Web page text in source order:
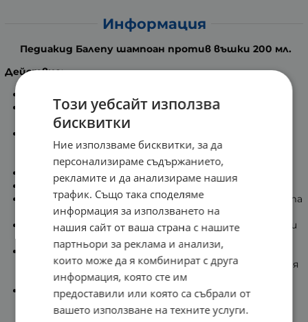
Информация
Педиакид Балепу шампоан против въшки 200 мл.
Действие:
Той помага за борба срещу гнидите и въшките по
ефективен начин.
комбинира органични етерични масла с
репелентните свойства.
Деликатно ароматизиран на лавандула.
Шампоанът Balépou осигурява естествена защита
всеки ден.
Не омазнява косата като защитава срещу гниди и
Лесен за използване, той се използва често, ако е
необходимо, през цялата учебна година без агресия
към скалпа и крехката коса на децата.
Идеален като допълнителна грижа на Balépou
Този уебсайт използва
бисквитки
Ние използваме бисквитки, за да
персонализираме съдържанието,
рекламите и да анализираме нашия
трафик. Също така споделяме
информация за използването на
нашия сайт от ваша страна с нашите
партньори за реклама и анализи,
които може да я комбинират с друга
информация, която сте им
предоставили или която са събрали от
вашето използване на техните услуги.